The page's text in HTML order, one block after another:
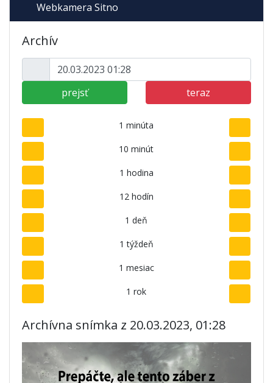
Webkamera Sitno
Archív
prejsť teraz
1 minúta
10 minút
1 hodina
12 hodín
1 deň
1 týždeň
1 mesiac
1 rok
Archívna snímka z 20.03.2023, 01:28